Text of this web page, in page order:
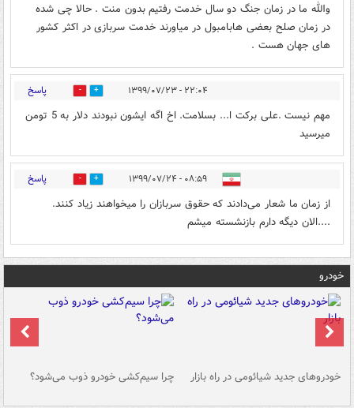
والله ما در زمان جنگ دو سال خدمت رفتیم بدون منت . حالا چی شده
در زمان صلح بعضی هابامبول در میاورند خدمت سربازی در اکثر کشور
های جهان هست .
۲۲:۰۴ - ۱۳۹۹/۰۷/۲۳ 1 پاسخ
مهم نیست .علی برکت ا... بسلامت. اخ اگه ایشون نبودند دلار به 5 تومن
میرسید
۰۸:۵۹ - ۱۳۹۹/۰۷/۲۴ 0 پاسخ
از زمان ما شعار می‌دادند که حقوق سربازان را میخواهند زیاد کنند.
....الان دیگه دارم بازنشسته میشم
خودرو
خودروهای جدید شیائومی در راه بازار چرا سیم‌کشی خودرو ذوب می‌شود؟